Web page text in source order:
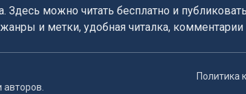
Здесь можно читать бесплатно и
жанры и метки, удобная читалка,
авторов.
Политика